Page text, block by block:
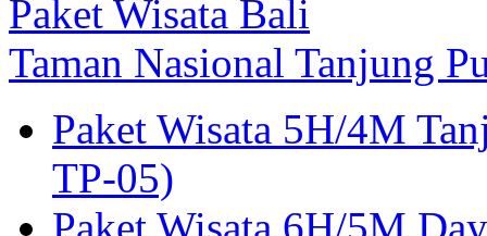
Paket Wisata Bali
Taman Nasional Tanjung
Paket Wisata 5H/4M
TP-05)